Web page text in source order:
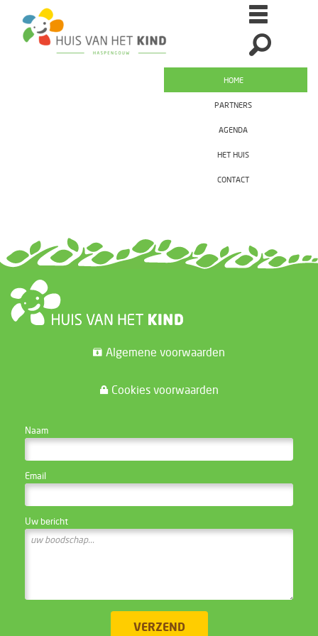
HOME
PARTNERS
AGENDA
HET HUIS
CONTACT
Algemene voorwaarden
Cookies voorwaarden
Naam
Email
Uw bericht
VERZEND